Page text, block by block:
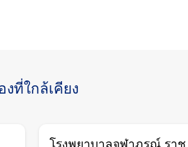
งที่ใกล้เคียง